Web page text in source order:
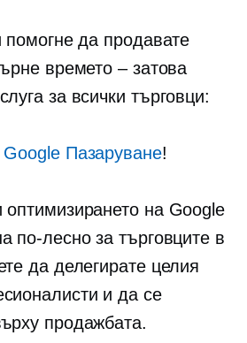
помогне да продавате
времето – затова
за всички търговци:
Пазаруване!
оптимизирането на Google
по-лесно за търговците в
да делегирате целия
и да се
продажбата.